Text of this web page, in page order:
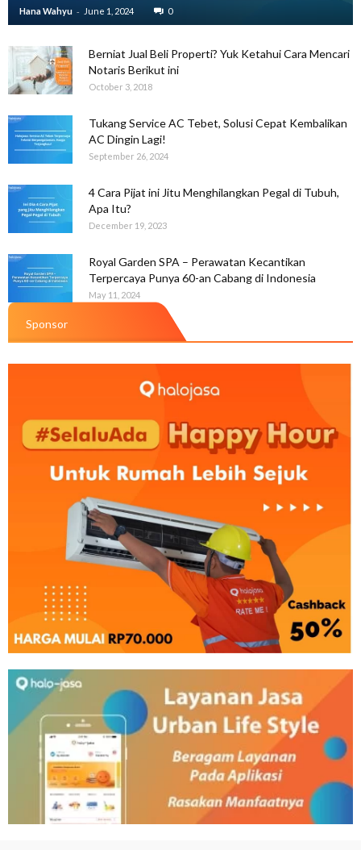
Hana Wahyu - June 1, 2024 0
Berniat Jual Beli Properti? Yuk Ketahui Cara Mencari
Notaris Berikut ini
October 3, 2018
Tukang Service AC Tebet, Solusi Cepat Kembalikan
AC Dingin Lagi!
September 26, 2024
4 Cara Pijat ini Jitu Menghilangkan Pegal di Tubuh,
Apa Itu?
December 19, 2023
Royal Garden SPA – Perawatan Kecantikan
Terpercaya Punya 60-an Cabang di Indonesia
May 11, 2024
Sponsor